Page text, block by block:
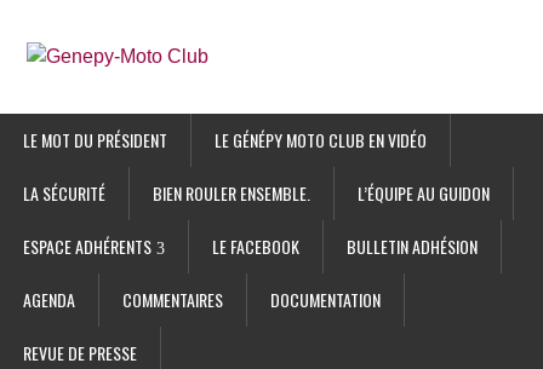
LE MOT DU PRÉSIDENT LE GÉNÉPY MOTO CLUB EN VIDÉO
LA SÉCURITÉ BIEN ROULER ENSEMBLE. L’ÉQUIPE AU GUIDON
ESPACE ADHÉRENTS LE FACEBOOK BULLETIN ADHÉSION
AGENDA COMMENTAIRES DOCUMENTATION
REVUE DE PRESSE